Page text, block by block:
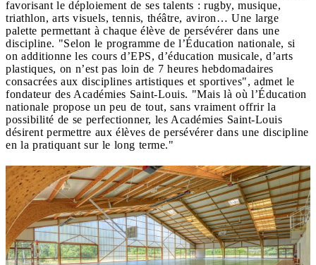
favorisant le déploiement de ses talents : rugby, musique,
triathlon, arts visuels, tennis, théâtre, aviron… Une large
palette permettant à chaque élève de persévérer dans une
discipline. "Selon le programme de l’Éducation nationale, si
on additionne les cours d’EPS, d’éducation musicale, d’arts
plastiques, on n’est pas loin de 7 heures hebdomadaires
consacrées aux disciplines artistiques et sportives", admet le
fondateur des Académies Saint-Louis. "Mais là où l’Éducation
nationale propose un peu de tout, sans vraiment offrir la
possibilité de se perfectionner, les Académies Saint-Louis
désirent permettre aux élèves de persévérer dans une discipline
en la pratiquant sur le long terme."